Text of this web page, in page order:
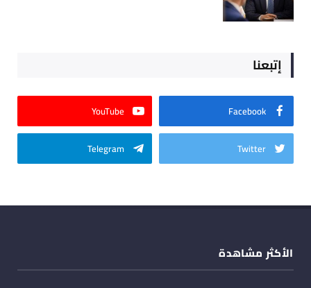
إتبعنا
Facebook
YouTube
Twitter
Telegram
الأكثر مشاهدة